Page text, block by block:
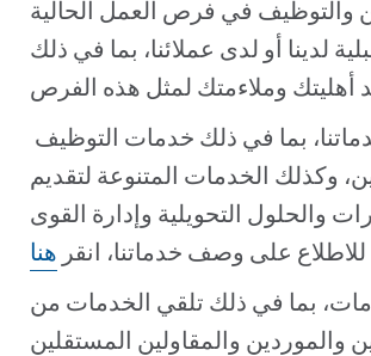
والتوظيف في فرص العمل الحالية
لدينا أو لدى عملائنا، بما في ذلك
وكذلك الخدمات المتنوعة لتقديم
والحلول التحويلية وإدارة القوى
للاطلاع على وصف خدماتنا، انقر هنا
بما في ذلك تلقي الخدمات من